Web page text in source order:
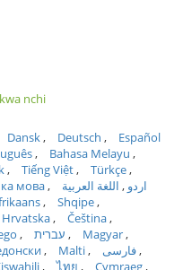
nchi
Dansk Deutsch
Español
Bahasa Melayu
Tiếng Việt
Türkçe
мова اردو
اللغة العربية
Shqipe
Hrvatska
Čeština
עברית
Magyar
Malti
فارسی
ไทย Cymraeg